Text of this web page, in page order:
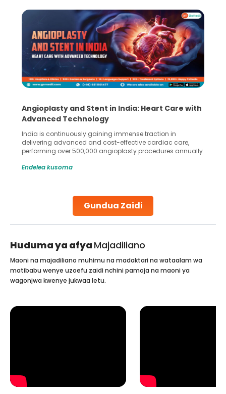
Gundua Zaidi
Angioplasty and Stent in India: Heart Care with
Advanced Technology
India is continuously gaining immense traction in
delivering advanced and cost-effective cardiac care,
performing over 500,000 angioplasty procedures annually
globe are searching for treatments like angioplasty and
Studies, such as one published
Endelea kusoma
Huduma ya afya Majadiliano
Maoni na majadiliano muhimu na madaktari na wataalam wa
matibabu wenye uzoefu zaidi nchini pamoja na maoni ya
wagonjwa kwenye jukwaa letu.